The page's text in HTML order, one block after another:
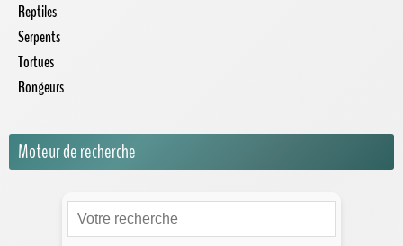
Reptiles
Serpents
Tortues
Rongeurs
Moteur de recherche